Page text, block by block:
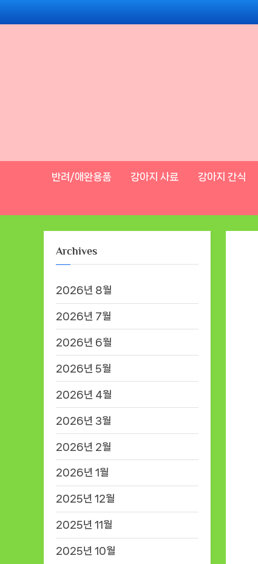
to
반려/애완용품 강아지 사료 강아지 간식
Archives
2026년 8월
2026년 7월
2026년 6월
2026년 5월
2026년 4월
2026년 3월
2026년 2월
2026년 1월
2025년 12월
2025년 11월
2025년 10월